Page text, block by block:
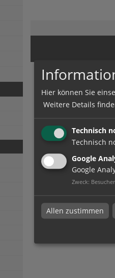
ChromaLuxe
ChromaLuxe von
Hier können Sie
Weitere Details
Technisch
Technisch
Google
Google
Zweck:
Allen zustimmen